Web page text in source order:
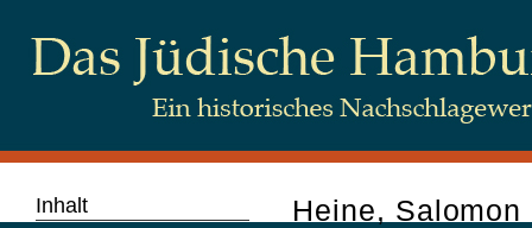
Heine, Salomon
Inhalt